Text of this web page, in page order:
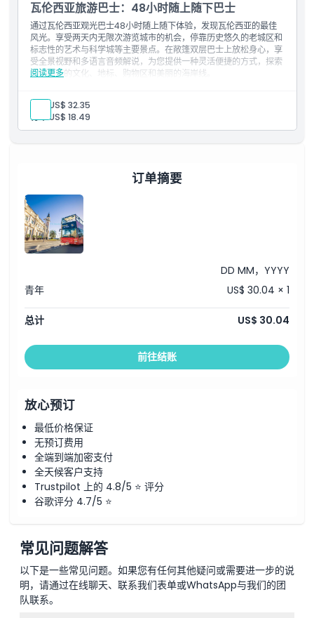
瓦伦西亚旅游巴士：48小时随上随下巴士
通过瓦伦西亚观光巴士48小时随上随下体验，发现瓦伦西亚的最佳
风光。享受两天内无限次游览城市的机会，停靠历史悠久的老城区和
标志性的艺术与科学城等主要景点。在敞篷双层巴士上放松身心，享
受全景视野和多语言音频解说，为您提供一种灵活便捷的方式，探索
瓦伦西亚的文化、地标、购物区和美丽的海岸线。
阅读更多
48小时瓦伦西亚随上随下巴士通行
提供10种语言的语音导览，包含地标解说和历史介绍
成人: US$ 32.35
青年:US$ 18.49
订单摘要
DD MM，YYYY
青年
US$ 30.04 × 1
总计 US$ 30.04
前往结账
放心预订
最低价格保证
无预订费用
全端到端加密支付
全天候客户支持
Trustpilot 上的 4.8/5 ⭐ 评分
谷歌评分 4.7/5 ⭐
常见问题解答
以下是一些常见问题。如果您有任何其他疑问或需要进一步的说
明，请通过在线聊天、联系我们表单或WhatsApp与我们的团
队联系。